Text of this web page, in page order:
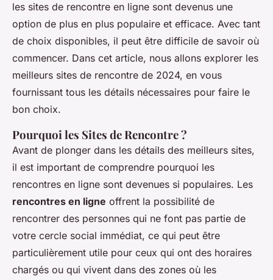
les sites de rencontre en ligne sont devenus une
option de plus en plus populaire et efficace. Avec tant
de choix disponibles, il peut être difficile de savoir où
commencer. Dans cet article, nous allons explorer les
meilleurs sites de rencontre de 2024, en vous
fournissant tous les détails nécessaires pour faire le
bon choix.
Pourquoi les Sites de Rencontre ?
Avant de plonger dans les détails des meilleurs sites,
il est important de comprendre pourquoi les
rencontres en ligne sont devenues si populaires. Les
rencontres en ligne offrent la possibilité de
rencontrer des personnes qui ne font pas partie de
votre cercle social immédiat, ce qui peut être
particulièrement utile pour ceux qui ont des horaires
chargés ou qui vivent dans des zones où les